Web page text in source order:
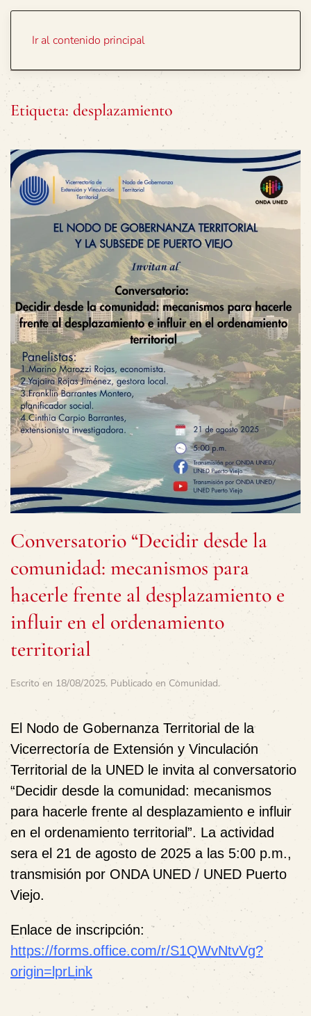
Ir al contenido principal
Etiqueta: desplazamiento
Conversatorio “Decidir desde la
comunidad: mecanismos para
hacerle frente al desplazamiento e
influir en el ordenamiento
territorial
Escrito en 18/08/2025. Publicado en Comunidad.
El Nodo de Gobernanza Territorial de la
Vicerrectoría de Extensión y Vinculación
Territorial de la UNED le invita al conversatorio
“Decidir desde la comunidad: mecanismos
para hacerle frente al desplazamiento e influir
en el ordenamiento territorial”. La actividad
sera el 21 de agosto de 2025 a las 5:00 p.m.,
transmisión por ONDA UNED / UNED Puerto
Viejo.
Enlace de inscripción:
https://forms.office.com/r/S1QWvNtvVg?
origin=lprLink